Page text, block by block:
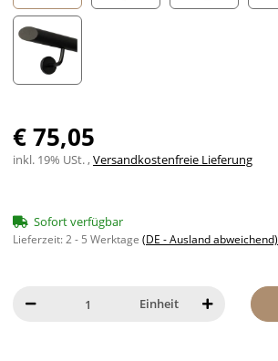
gerade Kappe
€ 75,05
inkl. 19% USt. ,Versandkostenfreie Lieferung
Sofort verfügbar
Lieferzeit:2 - 5 Werktage (DE - Ausland abweichend)
Einheit